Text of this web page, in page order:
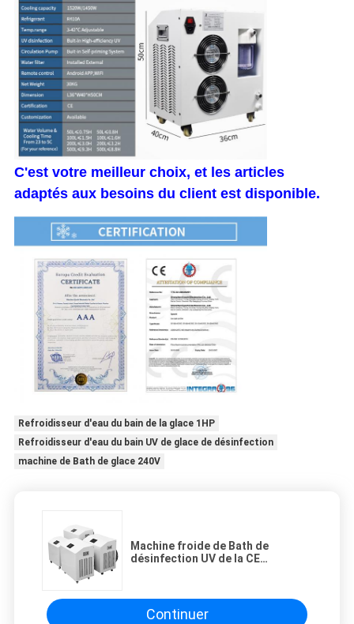
C'est votre meilleur choix, et les articles
adaptés aux besoins du client est disponible.
Refroidisseur d'eau du bain de la glace 1HP
Refroidisseur d'eau du bain UV de glace de désinfection
machine de Bath de glace 240V
Machine froide de Bath de
désinfection UV de la CE
d'inflammation
Continuer